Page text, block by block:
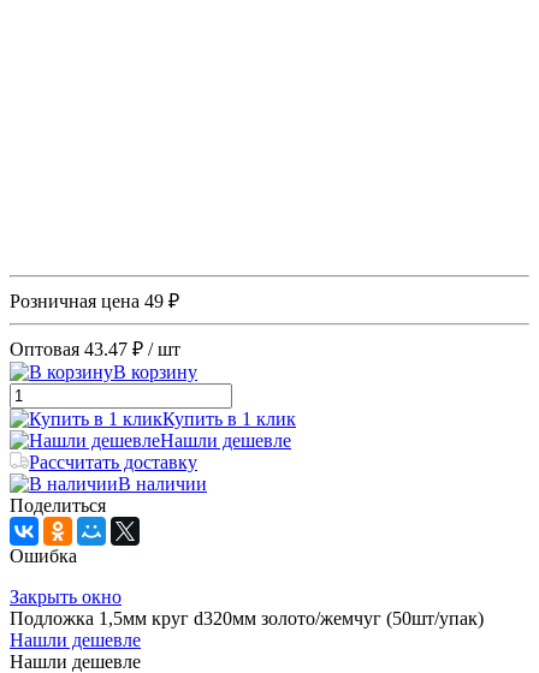
Розничная цена 49 ₽
Оптовая 43.47 ₽ / шт
В корзину
Купить в 1 клик
Нашли дешевле
Рассчитать доставку
В наличии
Поделиться
Ошибка
Закрыть окно
Подложка 1,5мм круг d320мм золото/жемчуг (50шт/упак)
Нашли дешевле
Нашли дешевле